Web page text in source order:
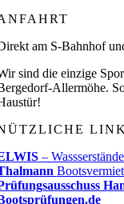
am S-Bahnhof
sind die einzige
Allermöhe.
–